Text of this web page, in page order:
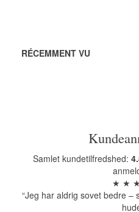
RÉCEMMENT VU
Samlet kundetilfredshed:
★ ★
“Jeg har aldrig sovet bedre –